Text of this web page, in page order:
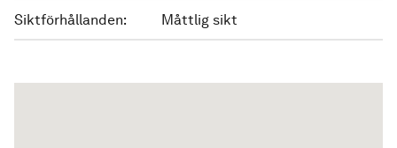
Siktförhållanden: Måttlig sikt